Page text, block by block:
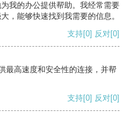
我的办公提供帮助。我经常需要
，能够快速找到我需要的信息。
支持[0] 反对[0]
最高速度和安全性的连接，并帮
支持[0] 反对[0]